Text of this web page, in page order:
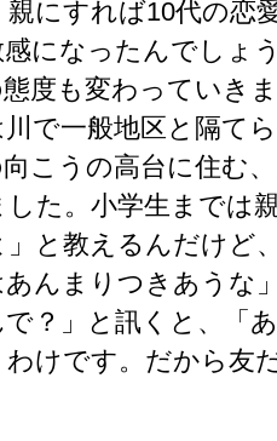
にすれば10代の恋
になったんでしょ
度も変わっていき
で一般地区と隔て
こうの高台に住む
た。小学生までは
と教えるんだけど
んまりつきあうな
？」と訊くと、「
けです。だから友